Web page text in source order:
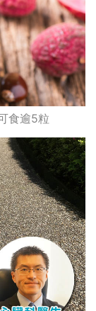
食逾5粒